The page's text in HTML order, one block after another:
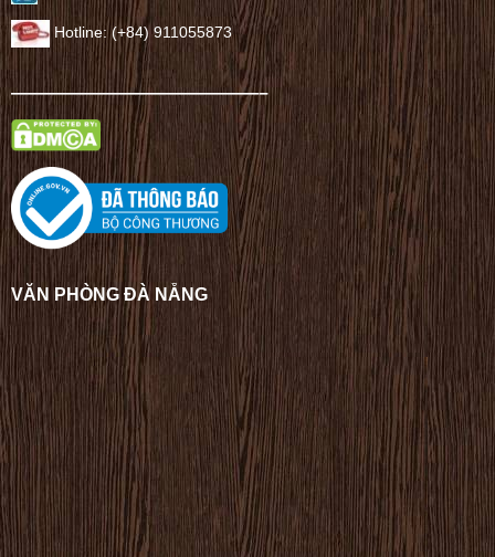
Hotline: (+84) 911055873
——————————————–
VĂN PHÒNG ĐÀ NẴNG